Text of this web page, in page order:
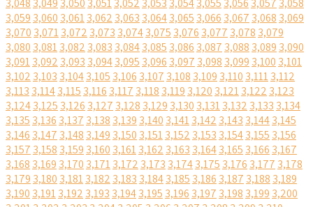
3,048 3,049 3,050 3,0513,052 3,053 3,0543,055 3,056 3,057 3,058
3,059 3,060 3,0613,062 3,063 3,0643,065 3,066 3,067 3,068 3,069
3,070 3,0713,072 3,073 3,0743,075 3,076 3,077 3,078 3,079
3,080 3,0813,082 3,083 3,0843,085 3,086 3,087 3,088 3,089 3,090
3,0913,092 3,093 3,0943,095 3,096 3,097 3,098 3,099 3,100 3,101
3,102 3,103 3,1043,105 3,106 3,107 3,108 3,109 3,110 3,1113,112
3,113 3,1143,115 3,116 3,117 3,118 3,119 3,120 3,1213,122 3,123
3,1243,125 3,126 3,127 3,128 3,129 3,130 3,1313,132 3,133 3,134
3,135 3,136 3,137 3,138 3,139 3,140 3,1413,142 3,143 3,1443,145
3,146 3,147 3,148 3,149 3,150 3,1513,152 3,153 3,1543,155 3,156
3,157 3,158 3,159 3,160 3,1613,162 3,163 3,1643,165 3,166 3,167
3,168 3,169 3,170 3,1713,172 3,173 3,1743,175 3,176 3,177 3,178
3,179 3,180 3,1813,182 3,183 3,1843,185 3,186 3,187 3,188 3,189
3,190 3,1913,192 3,193 3,1943,195 3,196 3,197 3,198 3,199 3,200